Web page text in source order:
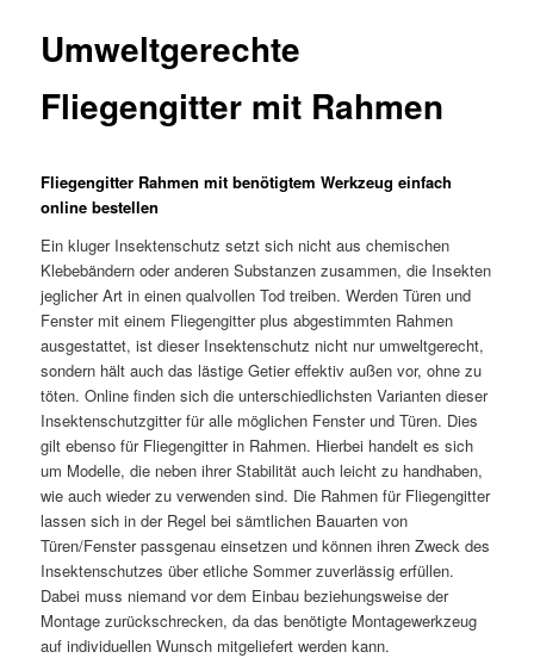
Umweltgerechte
Fliegengitter mit Rahmen
Fliegengitter Rahmen mit benötigtem Werkzeug einfach
online bestellen
Ein kluger Insektenschutz setzt sich nicht aus chemischen
Klebebändern oder anderen Substanzen zusammen, die Insekten
jeglicher Art in einen qualvollen Tod treiben. Werden Türen und
Fenster mit einem Fliegengitter plus abgestimmten Rahmen
ausgestattet, ist dieser Insektenschutz nicht nur umweltgerecht,
sondern hält auch das lästige Getier effektiv außen vor, ohne zu
töten. Online finden sich die unterschiedlichsten Varianten dieser
Insektenschutzgitter für alle möglichen Fenster und Türen. Dies
gilt ebenso für Fliegengitter in Rahmen. Hierbei handelt es sich
um Modelle, die neben ihrer Stabilität auch leicht zu handhaben,
wie auch wieder zu verwenden sind. Die Rahmen für Fliegengitter
lassen sich in der Regel bei sämtlichen Bauarten von
Türen/Fenster passgenau einsetzen und können ihren Zweck des
Insektenschutzes über etliche Sommer zuverlässig erfüllen.
Dabei muss niemand vor dem Einbau beziehungsweise der
Montage zurückschrecken, da das benötigte Montagewerkzeug
auf individuellen Wunsch mitgeliefert werden kann.